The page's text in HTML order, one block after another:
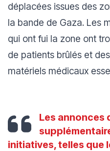
déplacées issues des
la bande de Gaza. Les
qui ont fui la zone ont
de patients brûlés et
matériels médicaux
Les annonces
initiatives, telles que